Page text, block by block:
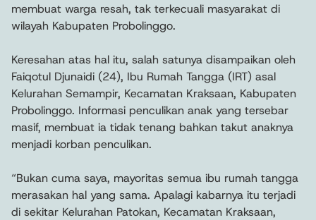
membuat warga resah, tak terkecuali masyarakat di
wilayah Kabupaten Probolinggo.
Keresahan atas hal itu, salah satunya disampaikan oleh
Faiqotul Djunaidi (24), Ibu Rumah Tangga (IRT) asal
Kelurahan Semampir, Kecamatan Kraksaan, Kabupaten
Probolinggo. Informasi penculikan anak yang tersebar
masif, membuat ia tidak tenang bahkan takut anaknya
menjadi korban penculikan.
“Bukan cuma saya, mayoritas semua ibu rumah tangga
merasakan hal yang sama. Apalagi kabarnya itu terjadi
di sekitar Kelurahan Patokan, Kecamatan Kraksaan,